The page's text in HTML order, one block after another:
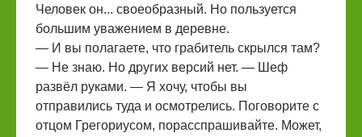
Человек он... своеобразный. Но пользуется
большим уважением в деревне.
— И вы полагаете, что грабитель скрылся там?
— Не знаю. Но других версий нет. — Шеф
развёл руками. — Я хочу, чтобы вы
отправились туда и осмотрелись. Поговорите с
отцом Грегориусом, порасспрашивайте. Может,